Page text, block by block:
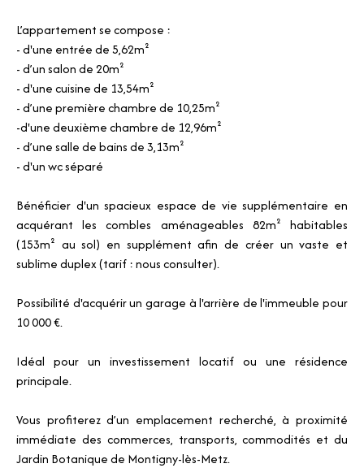
L’appartement se compose :
- d'une entrée de 5,62m²
- d’un salon de 20m²
- d'une cuisine de 13,54m²
- d’une première chambre de 10,25m²
-d'une deuxième chambre de 12,96m²
- d’une salle de bains de 3,13m²
- d'un wc séparé
Bénéficier d'un spacieux espace de vie supplémentaire en
acquérant les combles aménageables 82m² habitables
(153m² au sol) en supplément afin de créer un vaste et
sublime duplex (tarif : nous consulter).
Possibilité d'acquérir un garage à l'arrière de l'immeuble pour
10 000 €.
Idéal pour un investissement locatif ou une résidence
principale.
Vous profiterez d’un emplacement recherché, à proximité
immédiate des commerces, transports, commodités et du
Jardin Botanique de Montigny-lès-Metz.